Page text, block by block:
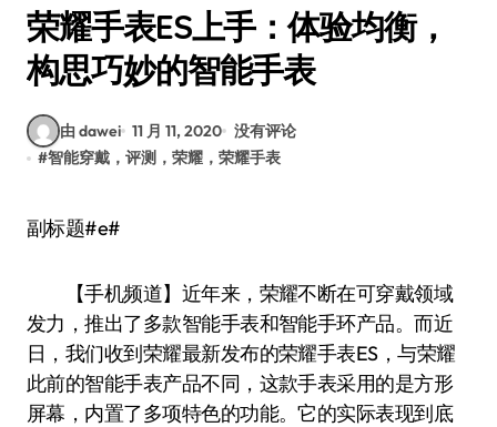
荣耀手表ES上手：体验均衡，
构思巧妙的智能手表
由 dawei 11 月 11, 2020 没有评论
#智能穿戴，评测，荣耀，荣耀手表
副标题#e#
【手机频道】近年来，荣耀不断在可穿戴领域
发力，推出了多款智能手表和智能手环产品。而近
日，我们收到荣耀最新发布的荣耀手表ES，与荣耀
此前的智能手表产品不同，这款手表采用的是方形
屏幕，内置了多项特色的功能。它的实际表现到底